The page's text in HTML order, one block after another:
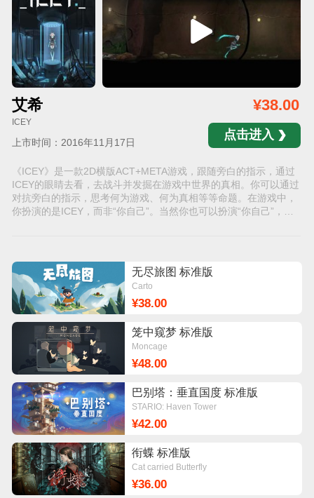
艾希
ICEY
上市时间：2016年11月17日
¥38.00
点击进入
《ICEY》是一款2D横版ACT+META游戏，跟随旁白的指示，通过
ICEY的眼睛去看，去战斗并发掘在游戏中世界的真相。你可以通过
对抗旁白的指示，思考何为游戏、何为真相等等命题。在游戏中，
你扮演的是ICEY，而非“你自己”。当然你也可以扮演“你自己”，而
无尽旅图 标准版
Carto
¥38.00
笼中窥梦 标准版
Moncage
¥48.00
巴别塔：垂直国度 标准版
STARIO: Haven Tower
¥42.00
衔蝶 标准版
Cat carried Butterfly
¥36.00